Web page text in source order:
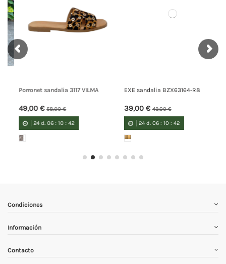
EXE sandalia BZX63164-R8
39,00 €49,00 €
24d. 06: 10:42
XTI sandalia 143867
34,00 €39,00 €
24 d. 06: 10:
Condiciones
Información
Contacto